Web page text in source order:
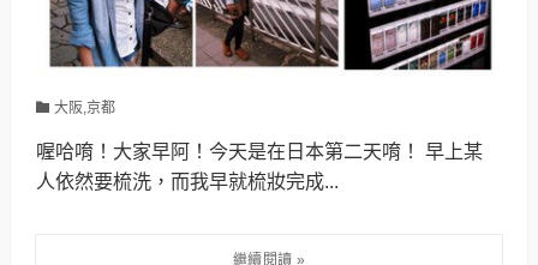
大阪,京都
喔哈唷！大家早阿！今天是在日本第二天唷！ 早上某
人依然要梳洗，而我早就梳妝完成...